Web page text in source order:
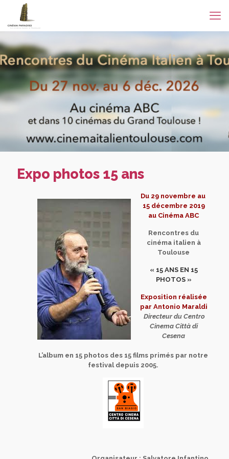
Expo photos 15 ans
Du 29 novembre au
15 décembre 2019
au Cinéma ABC
Rencontres du
cinéma italien à
Toulouse
« 15 ANS EN 15
PHOTOS »
Exposition réalisée
par Antonio Maraldi
Directeur du Centro
Cinema Città di
Cesena
L’album en 15 photos des 15 films primés par notre
festival depuis 2005.